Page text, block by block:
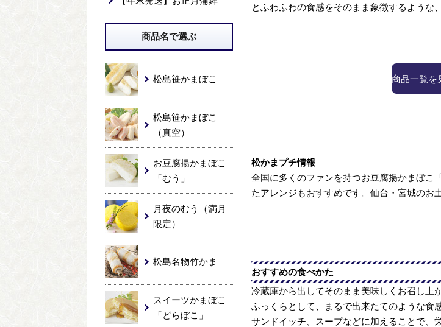
とふわふわの食感をそのまま象徴するような
商品一覧を
松かまプチ情報
全国に多くのファンを持つお豆腐揚かまぼこ
たアレンジもおすすめです。仙台・宮城のお
おすすめの食べかた
冷蔵庫から出してそのまま美味しくお召し上
ふっくらとして、まるで出来たてのような食
サンドイッチ、スープなどに加えることで、
商品名で選ぶ
松島笹かまぼこ
松島笹かまぼこ
（真空）
お豆腐揚かまぼこ
「むう」
月夜のむう（満月
限定）
松島名物竹かま
スイーツかまぼこ
「どらぼこ」